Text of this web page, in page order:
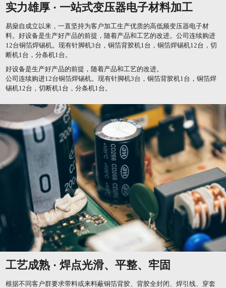
实力雄厚 · 一站式变压器电子材料加工
易燊自成立以来，一直坚持为客户加工生产优质的高低频变压器电子材
料。好设备是生产好产品的前提，随着产品和工艺的改进。公司连续购进
12台铜箔焊锡机。现有针脚机3台，铜箔背胶机1台，铜箔焊锡机12台，切
断机1台，分条机1台。
好设备是生产好产品的前提，随着产品和工艺的改进。
公司连续购进12台铜箔焊锡机。现有针脚机3台，铜箔背胶机1台，铜箔焊
锡机12台，切断机1台，分条机1台。
工艺成熟 · 焊点光滑、平整、牢固
根据不同客户群要求带料或来料蔽铜箔背胶、背胶全封闭、焊引线、穿套